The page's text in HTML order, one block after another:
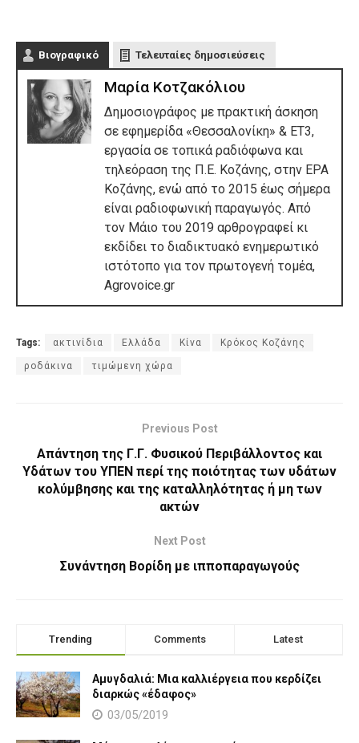
Βιογραφικό Τελευταίες δημοσιεύσεις
Μαρία Κοτζακόλιου
Δημοσιογράφος με πρακτική άσκηση
σε εφημερίδα «Θεσσαλονίκη» & ΕΤ3,
εργασία σε τοπικά ραδιόφωνα και
τηλεόραση της Π.Ε. Κοζάνης, στην ΕΡΑ
Κοζάνης, ενώ από το 2015 έως σήμερα
είναι ραδιοφωνική παραγωγός. Από
τον Μάιο του 2019 αρθρογραφεί κι
εκδίδει το διαδικτυακό ενημερωτικό
ιστότοπο για τον πρωτογενή τομέα,
Agrovoice.gr
Tags: ακτινίδια Ελλάδα Κίνα Κρόκος Κοζάνης
ροδάκινα τιμώμενη χώρα
Previous Post
Απάντηση της Γ.Γ. Φυσικού Περιβάλλοντος και
Υδάτων του ΥΠΕΝ περί της ποιότητας των υδάτων
κολύμβησης και της καταλληλότητας ή μη των
ακτών
Next Post
Συνάντηση Βορίδη με ιπποπαραγωγούς
Trending Comments Latest
Αμυγδαλιά: Μια καλλιέργεια που κερδίζει
διαρκώς «έδαφος»
03/05/2019